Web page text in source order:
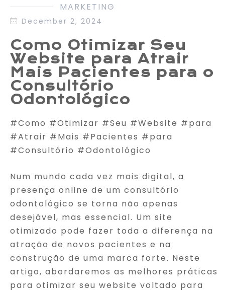
MARKETING
December 2, 2024
Como Otimizar Seu
Website para Atrair
Mais Pacientes para o
Consultório
Odontológico
#Como #Otimizar #Seu #Website #para
#Atrair #Mais #Pacientes #para
#Consultório #Odontológico
Num mundo cada vez mais digital, a
presença online de um consultório
odontológico se torna não apenas
desejável, mas essencial. Um site
otimizado pode fazer toda a diferença na
atração de novos pacientes e na
construção de uma marca forte. Neste
artigo, abordaremos as melhores práticas
para otimizar seu website voltado para